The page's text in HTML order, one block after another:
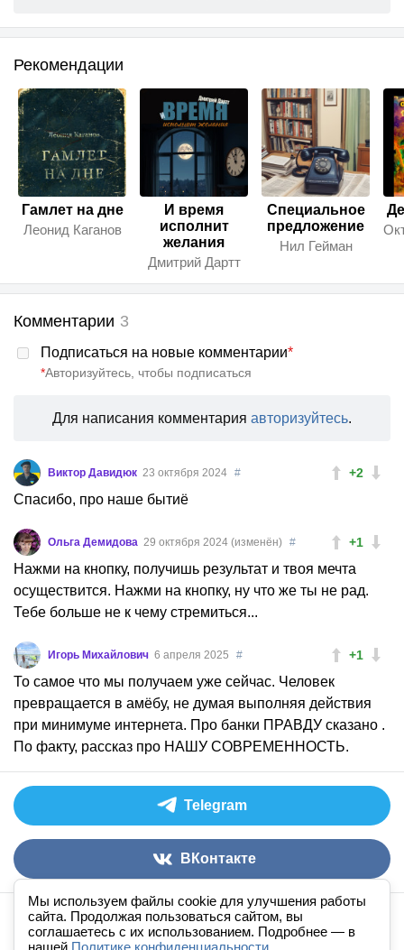
Мы используем файлы cookie для улучшения работы
сайта. Продолжая пользоваться сайтом, вы
соглашаетесь с их использованием. Подробнее — в
нашей Политике конфиденциальности.
Рекомендации
Гамлет на дне
Леонид Каганов
И время
исполнит
желания
Дмитрий Дартт
Специальное
предложение
Нил Гейман
Комментарии 3
Подписаться на новые комментарии*
*Авторизуйтесь, чтобы подписаться
Для написания комментария авторизуйтесь.
+2
Виктор Давидюк 23 октября 2024 #
Спасибо, про наше бытиё
+1
Ольга Демидова 29 октября 2024 (изменён) #
Нажми на кнопку, получишь результат и твоя мечта
осуществится. Нажми на кнопку, ну что же ты не рад.
Тебе больше не к чему стремиться...
+1
Игорь Михайлович 6 апреля 2025 #
То самое что мы получаем уже сейчас. Человек
превращается в амёбу, не думая выполняя действия
при минимуме интернета. Про банки ПРАВДУ сказано .
По факту, рассказ про НАШУ СОВРЕМЕННОСТЬ.
Telegram
ВКонтакте
Аудиокниги слушать онлайн книгав ухе
По всем вопросам:admin@knigavuhe.ru